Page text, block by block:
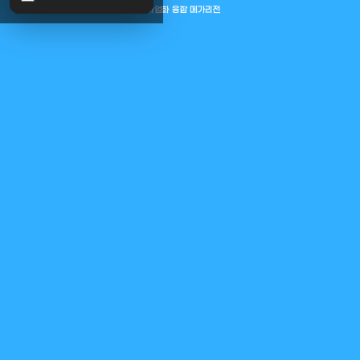
중부권 전체를 잇는 연구–임상–평가–사업화 융합 메가리전